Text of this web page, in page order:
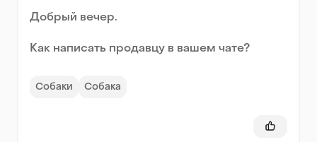
Добрый вечер.
Как написать продавцу в вашем чате?
Собаки Собака